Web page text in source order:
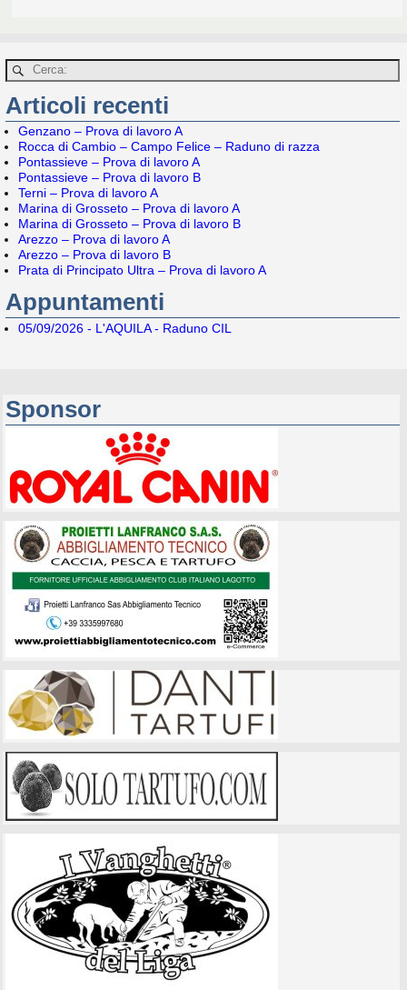
Articoli recenti
Genzano – Prova di lavoro A
Rocca di Cambio – Campo Felice – Raduno di razza
Pontassieve – Prova di lavoro A
Pontassieve – Prova di lavoro B
Terni – Prova di lavoro A
Marina di Grosseto – Prova di lavoro A
Marina di Grosseto – Prova di lavoro B
Arezzo – Prova di lavoro A
Arezzo – Prova di lavoro B
Prata di Principato Ultra – Prova di lavoro A
Appuntamenti
05/09/2026 - L'AQUILA - Raduno CIL
Sponsor